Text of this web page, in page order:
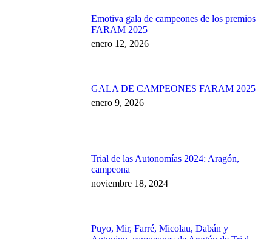
Emotiva gala de campeones de los premios
FARAM 2025
enero 12, 2026
GALA DE CAMPEONES FARAM 2025
enero 9, 2026
Trial de las Autonomías 2024: Aragón,
campeona
noviembre 18, 2024
Puyo, Mir, Farré, Micolau, Dabán y